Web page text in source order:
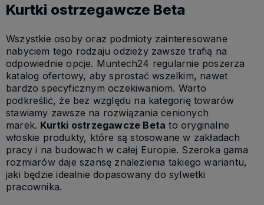
Kurtki ostrzegawcze Beta
Wszystkie osoby oraz podmioty zainteresowane
nabyciem tego rodzaju odzieży zawsze trafią na
odpowiednie opcje. Muntech24 regularnie poszerza
katalog ofertowy, aby sprostać wszelkim, nawet
bardzo specyficznym oczekiwaniom. Warto
podkreślić, że bez względu na kategorię towarów
stawiamy zawsze na rozwiązania cenionych
marek. Kurtki ostrzegawcze Beta to oryginalne
włoskie produkty, które są stosowane w zakładach
pracy i na budowach w całej Europie. Szeroka gama
rozmiarów daje szansę znalezienia takiego wariantu,
jaki będzie idealnie dopasowany do sylwetki
pracownika.